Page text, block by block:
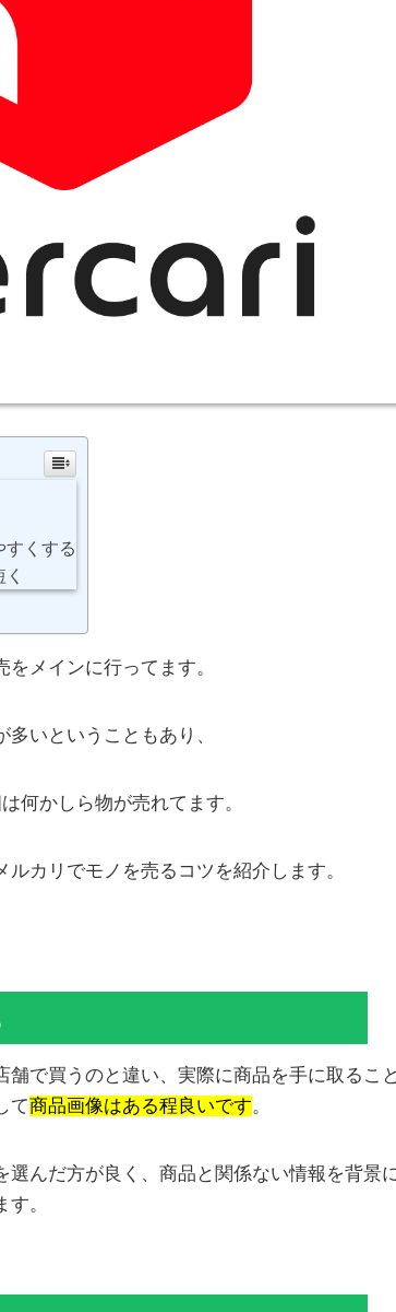
すくする
メインに行ってます。
いということもあり、
何かしら物が売れてます。
カリでモノを売るコツを紹介します。
で買うのと違い、実際に商品を手に取ること
て商品画像はある程良いです。
んだ方が良く、商品と関係ない情報を背景
。